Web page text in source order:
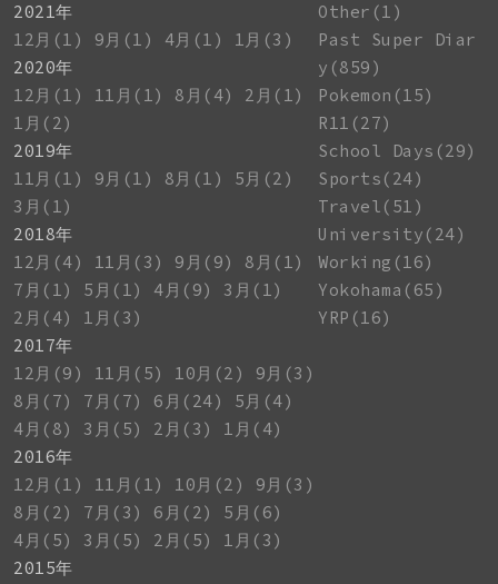
2021年
12月(1)
9月(1) 4月(1)
1月(3)
2020年
12月(1)
11月(1) 8月(4)
2月(1)
1月(2)
2019年
11月(1)
9月(1) 8月(1)
5月(2)
3月(1)
2018年
12月(4)
11月(3) 9月(9)
8月(1)
7月(1)
5月(1) 4月(9)
3月(1)
2月(4)
1月(3)
2017年
12月(9)
11月(5) 10月(2)
9月(3)
8月(7)
7月(7) 6月(24)
5月(4)
4月(8)
3月(5) 2月(3)
1月(4)
2016年
12月(1)
11月(1) 10月(2)
9月(3)
8月(2)
7月(3) 6月(2)
5月(6)
4月(5)
3月(5) 2月(5)
1月(3)
2015年
Other(1)
Past Super Diar
y(859)
Pokemon(15)
R11(27)
School Days(29)
Sports(24)
Travel(51)
University(24)
Working(16)
Yokohama(65)
YRP(16)